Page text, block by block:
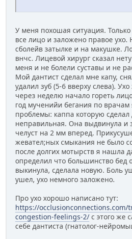
У меня похошая ситуация.
все лицо и заложено правое ухо.
сболейв затылке и на макушке.
внчс. Лицевой хирург сказал
меня и не болели суставы и не
Мой дантист сделал мне капу,
удалил зуб (5-6 вверху слева).
через неделю начало гореть
год мученийи бегания по
проблемы: каппа которую сделал
неправильная. Она выдвинула и
челуст на 2 мм вперед.
жевател;ных смыкания не было
после долгих мотырств я нашла
определил что большинство бед
выкинула, сделала новую. Боль
ушел, ухо немного заложено.
Про ухо хорошо написано тут:
https://occlusionconnections.com/
congestion-feelings-2/ с этого же
себе дантиста (гнатолог-